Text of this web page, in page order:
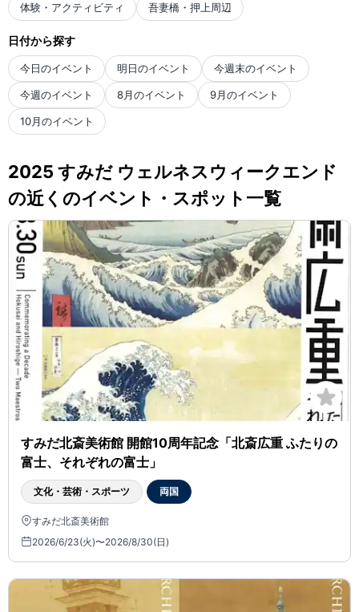
体験・アクティビティ 吾妻橋・押上周辺
日付から探す
今日のイベント 明日のイベント 今週末のイベント
今週のイベント 8月のイベント 9月のイベント
10月のイベント
2025 すみだ ウェルネスウィークエンド
の近くのイベント・スポット一覧
すみだ北斎美術館 開館10周年記念「北斎広重 ふたりの
富士、それぞれの富士」
文化・芸術・スポーツ 両国
すみだ北斎美術館
2026/6/23(火)〜2026/8/30(日)